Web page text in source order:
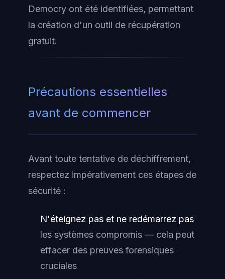
Democry ont été identifiées, permettant
la création d'un outil de récupération
gratuit.
Précautions essentielles
avant de commencer
Avant toute tentative de déchiffrement,
respectez impérativement ces étapes de
sécurité :
N'éteignez pas et ne redémarrez pas
les systèmes compromis — cela peut
effacer des preuves forensiques
cruciales